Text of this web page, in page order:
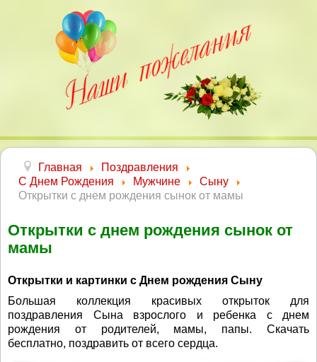
Главная
Поздравления
С Днем Рождения
Мужчине
Сыну
Открытки с днем рождения сынок от мамы
Открытки с днем рождения сынок от
мамы
Открытки и картинки с Днем рождения Сыну
Большая коллекция красивых открыток для
поздравления Сына взрослого и ребенка с днем
рождения от родителей, мамы, папы. Скачать
бесплатно, поздравить от всего сердца.